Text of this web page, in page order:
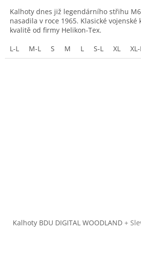
Kalhoty dnes již legendárního střihu
nasadila v roce 1965. Klasické
kvalitě od firmy Helikon-Tex.
L-L
M-L S M L S-L XL
Kalhoty BDU DIGITAL WOODLAND +